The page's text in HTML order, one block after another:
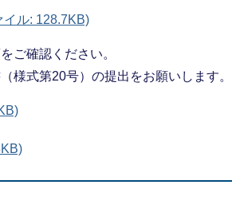
イル: 128.7KB)
ご確認ください。
様式第20号）の提出をお願いします。